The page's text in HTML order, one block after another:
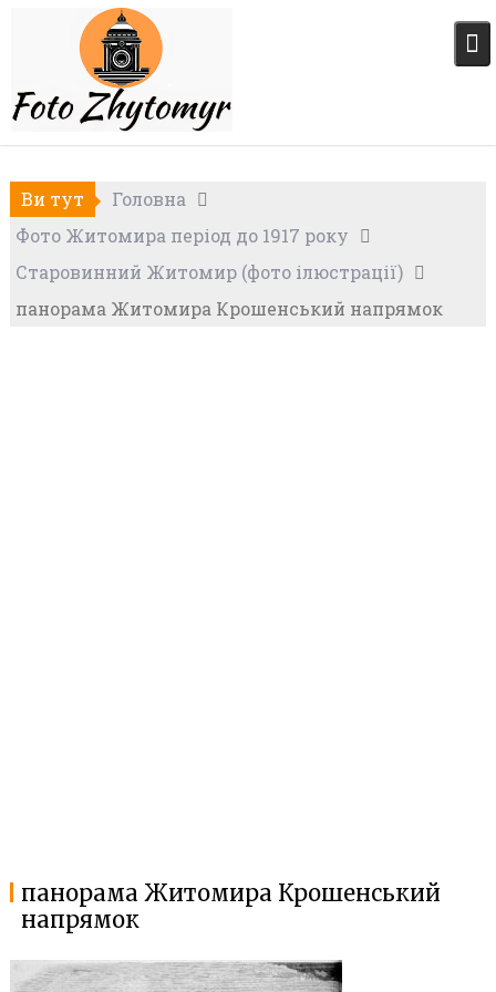
Ви тут
Головна
Фото Житомира період до 1917 року
Старовинний Житомир (фото ілюстрації)
панорама Житомира Крошенський напрямок
панорама Житомира Крошенський
напрямок